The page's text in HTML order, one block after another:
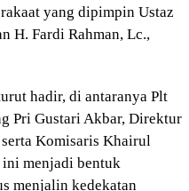
yang dipimpin Ustaz
H. Fardi Rahman, Lc.,
hadir, di antaranya Plt
Pri Gustari Akbar, Direktur
Komisaris Khairul
ini menjadi bentuk
menjalin kedekatan